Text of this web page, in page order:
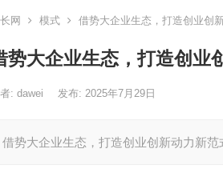
网 模式 借势大企业生态，打造创业创
势大企业生态，打造创业
: dawei 发布: 2025年7月29日
借势大企业生态，打造创业创新动力新范